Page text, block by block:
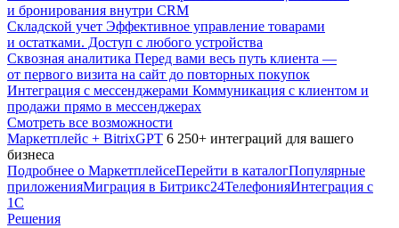
и бронирования внутри CRM
Складской учет Эффективное управление товарами
и остатками. Доступ с любого устройства
Сквозная аналитика Перед вами весь путь клиента —
от первого визита на сайт до повторных покупок
Интеграция с мессенджерами Коммуникация с клиентом и
продажи прямо в мессенджерах
Смотреть все возможности
Маркетплейс + BitrixGPT 6 250+ интеграций для вашего
бизнеса
Подробнее о МаркетплейсеПерейти в каталогПопулярные
приложенияМиграция в Битрикс24ТелефонияИнтеграция с
1С
Решения